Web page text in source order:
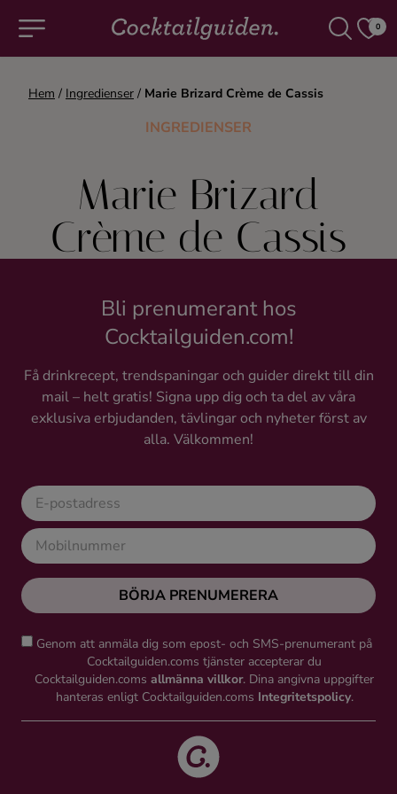
0
COCKTAILS & DRINKAR
Alkoholfritt
Champagne
Cocktails
Kaffe
Likör
Rom
Shots
Tequila
Hem / Ingredienser / Marie Brizard Crème de Cassis
INGREDIENSER
Marie Brizard
Crème de Cassis
Bli prenumerant hos
Cocktailguiden.com!
Få drinkrecept, trendspaningar och guider direkt till din
mail – helt gratis! Signa upp dig och ta del av våra
exklusiva erbjudanden, tävlingar och nyheter först av
alla. Välkommen!
BÖRJA PRENUMERERA
Genom att anmäla dig som epost- och SMS-prenumerant på
Cocktailguiden.coms tjänster accepterar du
Cocktailguiden.coms allmänna villkor. Dina angivna uppgifter
hanteras enligt Cocktailguiden.coms Integritetspolicy.